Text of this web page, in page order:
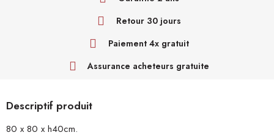
Retour 30 jours
Paiement 4x gratuit
Assurance acheteurs gratuite
Descriptif produit
80 x 80 x h40cm.